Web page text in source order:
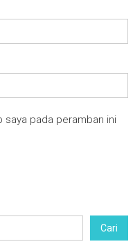
saya pada peramban ini
Cari